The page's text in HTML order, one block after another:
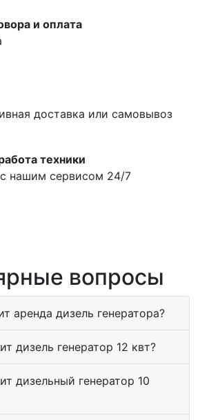
и оплата
доставка или самовывоз
техники
нашим сервисом 24/7
вопросы
аренда дизель генератора?
дизель генератор 12 квт?
дизельный генератор 10